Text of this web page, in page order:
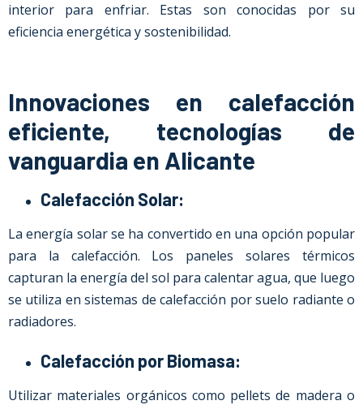
interior para enfriar. Estas son conocidas por su
eficiencia energética y sostenibilidad.
Innovaciones en calefacción
eficiente, tecnologías de
vanguardia en Alicante
Calefacción Solar:
La energía solar se ha convertido en una opción popular
para la calefacción. Los paneles solares térmicos
capturan la energía del sol para calentar agua, que luego
se utiliza en sistemas de calefacción por suelo radiante o
radiadores.
Calefacción por Biomasa:
Utilizar materiales orgánicos como pellets de madera o